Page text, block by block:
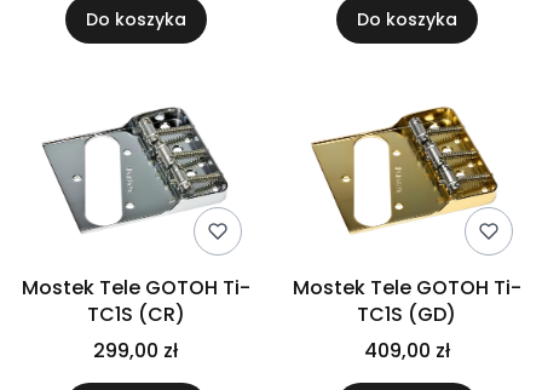
Do koszyka Do koszyka
Mostek Tele GOTOH Ti-
TC1S (CR)
299,00 zł
Mostek Tele GOTOH Ti-
TC1S (GD)
409,00 zł